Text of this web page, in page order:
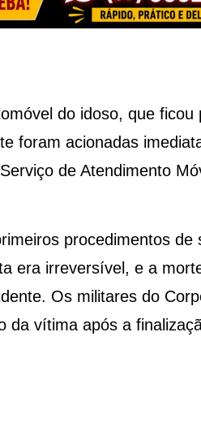
do idoso, que ficou
foram acionadas
de Atendimento
procedimentos de
era irreversível, e a
Os militares do
da vítima após a